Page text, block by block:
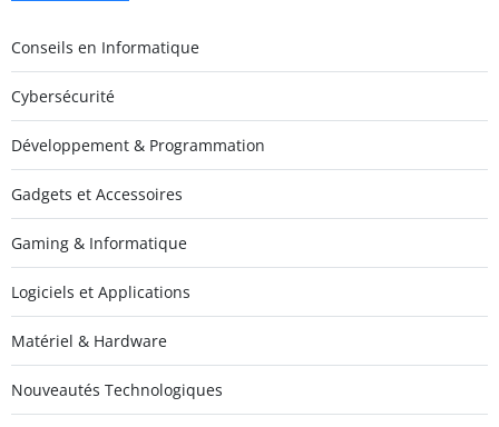
Conseils en Informatique
Cybersécurité
Développement & Programmation
Gadgets et Accessoires
Gaming & Informatique
Logiciels et Applications
Matériel & Hardware
Nouveautés Technologiques